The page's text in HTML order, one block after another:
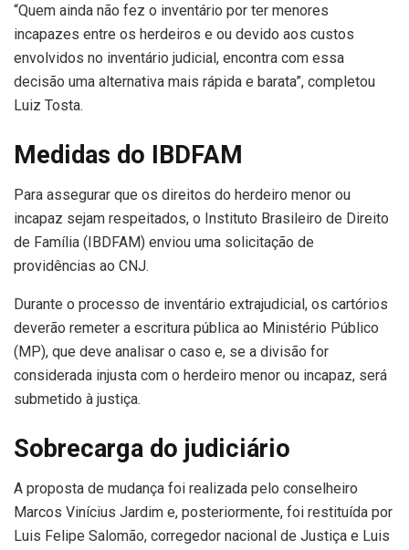
“Quem ainda não fez o inventário por ter menores
incapazes entre os herdeiros e ou devido aos custos
envolvidos no inventário judicial, encontra com essa
decisão uma alternativa mais rápida e barata”, completou
Luiz Tosta.
Medidas do IBDFAM
Para assegurar que os direitos do herdeiro menor ou
incapaz sejam respeitados, o Instituto Brasileiro de Direito
de Família (IBDFAM) enviou uma solicitação de
providências ao CNJ.
Durante o processo de inventário extrajudicial, os cartórios
deverão remeter a escritura pública ao Ministério Público
(MP), que deve analisar o caso e, se a divisão for
considerada injusta com o herdeiro menor ou incapaz, será
submetido à justiça.
Sobrecarga do judiciário
A proposta de mudança foi realizada pelo conselheiro
Marcos Vinícius Jardim e, posteriormente, foi restituída por
Luis Felipe Salomão, corregedor nacional de Justiça e Luis